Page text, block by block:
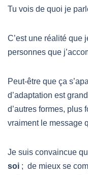
Tu vois de quoi je
C’est une réalité que
personnes que
Peut-être que ça
d’adaptation est
d’autres formes, plus
vraiment le message
Je suis convaincue
soi ; de mieux se